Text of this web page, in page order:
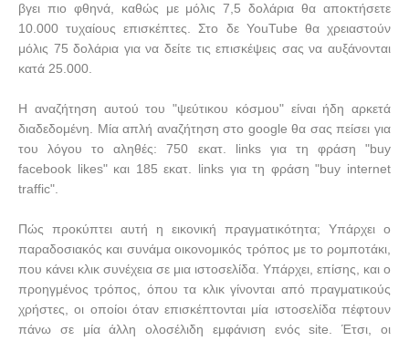
βγει πιο φθηνά, καθώς με μόλις 7,5 δολάρια θα αποκτήσετε
10.000 τυχαίους επισκέπτες. Στο δε YouTube θα χρειαστούν
μόλις 75 δολάρια για να δείτε τις επισκέψεις σας να αυξάνονται
κατά 25.000.
Η αναζήτηση αυτού του "ψεύτικου κόσμου" είναι ήδη αρκετά
διαδεδομένη. Μία απλή αναζήτηση στο google θα σας πείσει για
του λόγου το αληθές: 750 εκατ. links για τη φράση "buy
facebook likes" και 185 εκατ. links για τη φράση "buy internet
traffic".
Πώς προκύπτει αυτή η εικονική πραγματικότητα; Υπάρχει ο
παραδοσιακός και συνάμα οικονομικός τρόπος με το ρομποτάκι,
που κάνει κλικ συνέχεια σε μια ιστοσελίδα. Υπάρχει, επίσης, και ο
προηγμένος τρόπος, όπου τα κλικ γίνονται από πραγματικούς
χρήστες, οι οποίοι όταν επισκέπτονται μία ιστοσελίδα πέφτουν
πάνω σε μία άλλη ολοσέλιδη εμφάνιση ενόςsite . Έτσι, οι